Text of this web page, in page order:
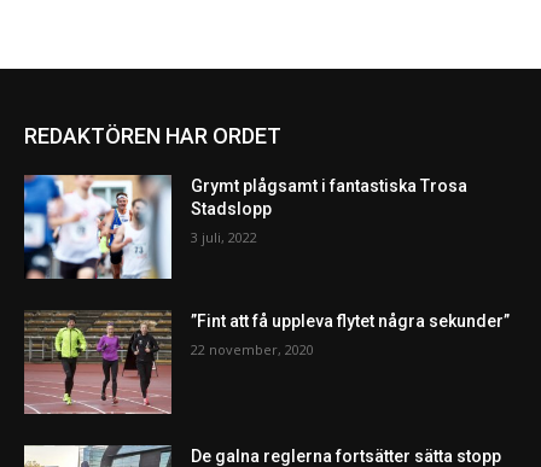
REDAKTÖREN HAR ORDET
Grymt plågsamt i fantastiska Trosa
Stadslopp
3 juli, 2022
”Fint att få uppleva flytet några sekunder”
22 november, 2020
De galna reglerna fortsätter sätta stopp